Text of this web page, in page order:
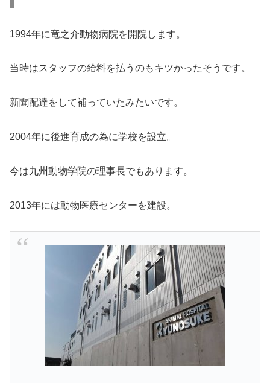
1994年に竜之介動物病院を開院します。
当時はスタッフの給料を払うのもキツかったそうです。
新聞配達をして補っていたみたいです。
2004年に後進育成の為に学校を設立。
今は九州動物学院の理事長でもあります。
2013年には動物医療センターを建設。